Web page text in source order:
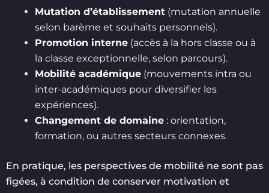
Mutation d’établissement (mutation annuelle
selon barème et souhaits personnels).
Promotion interne (accès à la hors classe ou à
la classe exceptionnelle, selon parcours).
Mobilité académique (mouvements intra ou
inter-académiques pour diversifier les
expériences).
Changement de domaine : orientation,
formation, ou autres secteurs connexes.
En pratique, les perspectives de mobilité ne sont pas
figées, à condition de conserver motivation et